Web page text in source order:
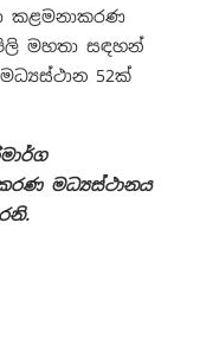
කළමනාකරණ
මහතා සඳහන්
52ක්
මධ්‍යස්ථානය